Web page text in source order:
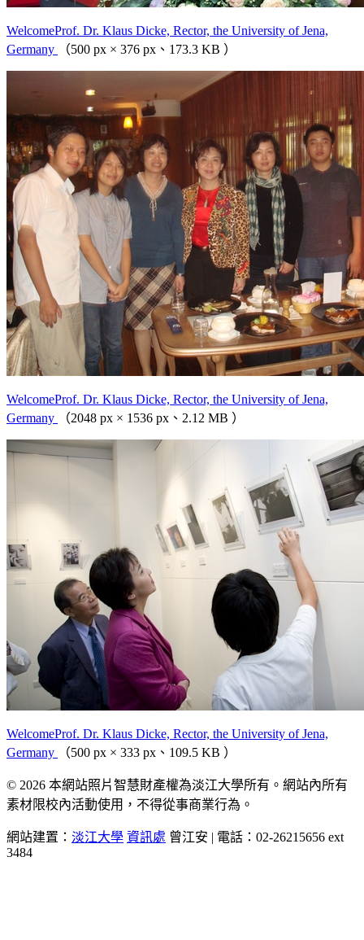
WelcomeProf. Dr. Klaus Dicke, Rector, the University of Jena,
Germany
（500 px × 376 px、173.3 KB ）
WelcomeProf. Dr. Klaus Dicke, Rector, the University of Jena,
Germany
（2048 px × 1536 px、2.12 MB ）
WelcomeProf. Dr. Klaus Dicke, Rector, the University of Jena,
Germany
（500 px × 333 px、109.5 KB ）
© 2026 本網站照片智慧財產權為淡江大學所有。網站內所有
素材限校內活動使用，不得從事商業行為。
網站建置： 淡江大學 資訊處 曾江安 | 電話：02-26215656 ext
3484